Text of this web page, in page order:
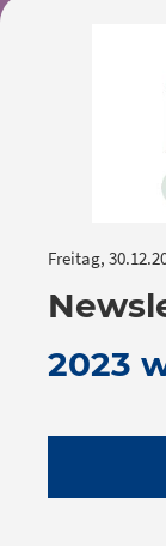
Freitag,
2023